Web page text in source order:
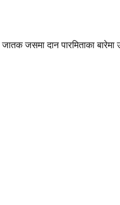
जातक जसमा दान पारमिताका